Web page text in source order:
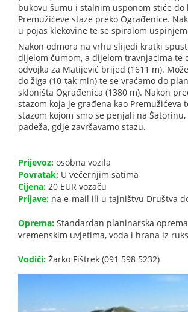
bukovu šumu i stalnim usponom stiće do
Premužićeve staze preko Ograđenice.
u pojas klekovine te se spiralom
Nakon odmora na vrhu slijedi kratki
dijelom čumom, a dijelom travnjacima te
odvojka za Matijević brijed (1611 m).
do žiga (10-tak min) te se vraćamo do
skloništa Ograđenica (1380 m). Nakon
stazom koja je građena kao Premužićeva
stazom kojom smo se penjali na Šatorinu,
padeža, gdje završavamo stazu.
Prijevoz: osobna vozila
Povratak: U večernjim satima
Cijena: 20 EUR vozaču
Prijave: na e-mail ili u tajništvu Društva
Oprema: Standardan planinarska
vremenskim uvjetima, voda i hrana iz
Vodiči: Žarko Fištrek (091 598 5232)